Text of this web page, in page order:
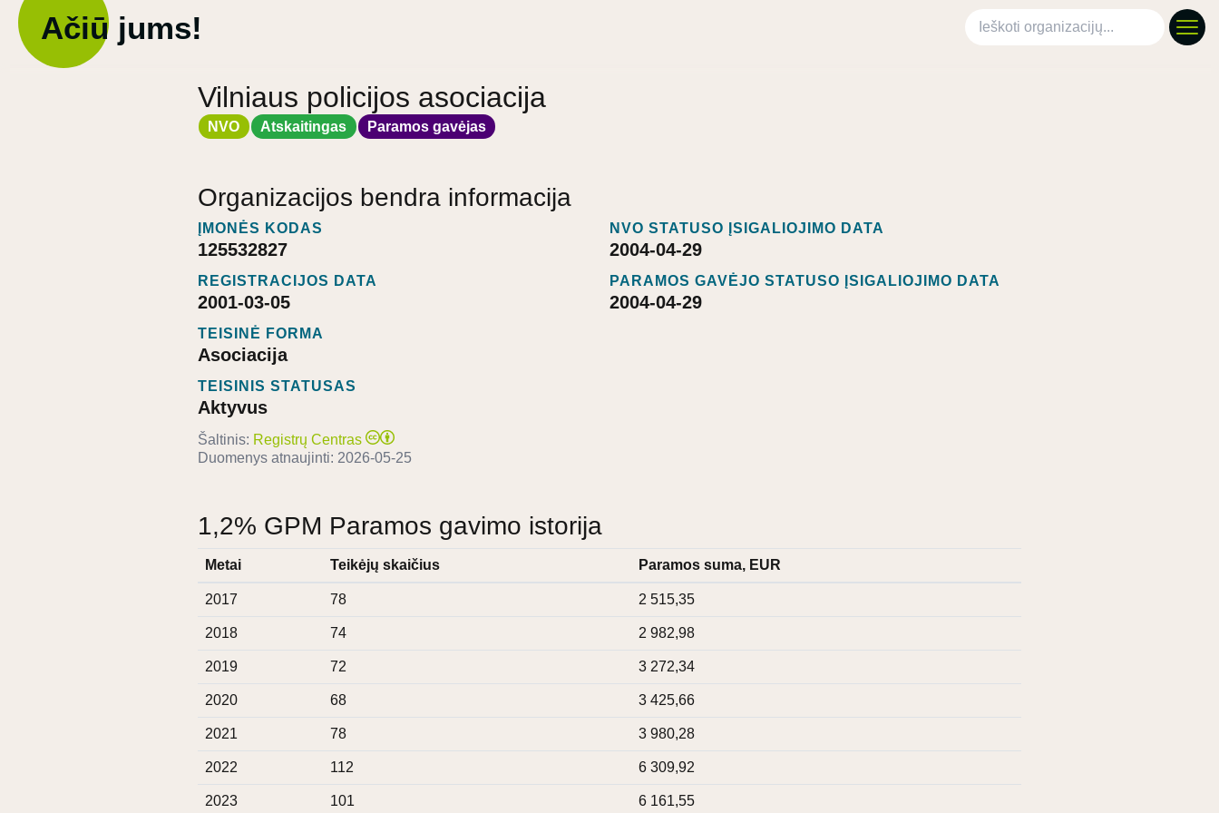
Ačiū jums! Ieškoti organizacijų
Vilniaus policijos asociacija
NVO Atskaitingas Paramos gavėjas
Organizacijos bendra informacija
ĮMONĖS KODAS
125532827
REGISTRACIJOS DATA
2001-03-05
TEISINĖ FORMA
Asociacija
TEISINIS STATUSAS
Aktyvus
NVO STATUSO ĮSIGALIOJIMO DATA
2004-04-29
PARAMOS GAVĖJO STATUSO ĮSIGALIOJIMO DATA
2004-04-29
Šaltinis: Registrų Centras
Duomenys atnaujinti: 2026-05-25
1,2% GPM Paramos gavimo istorija
Metai Teikėjų skaičius Paramos suma, EUR
2017 78 2 515,35
2018 74 2 982,98
2019 72 3 272,34
2020 68 3 425,66
2021 78 3 980,28
2022 112 6 309,92
2023 101 6 161,55